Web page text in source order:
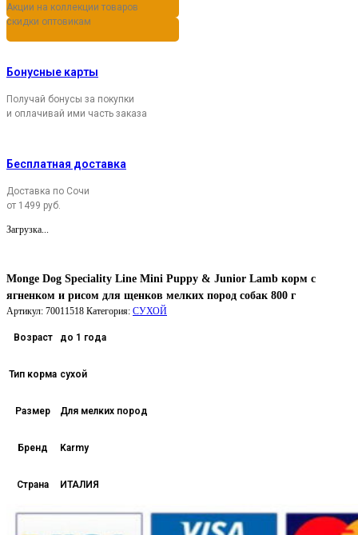
Акции на коллекции товаров
скидки оптовикам
Бонусные карты
Получай бонусы за покупки
и оплачивай ими часть заказа
Бесплатная доставка
Доставка по Сочи
от 1499 руб.
Загрузка...
Monge Dog Speciality Line Mini Puppy & Junior Lamb корм с
ягненком и рисом для щенков мелких пород собак 800 г
Артикул: 70011518 Категория: СУХОЙ
Возраст до 1 года
Тип корма сухой
Размер Для мелких пород
Бренд Karmy
Страна ИТАЛИЯ